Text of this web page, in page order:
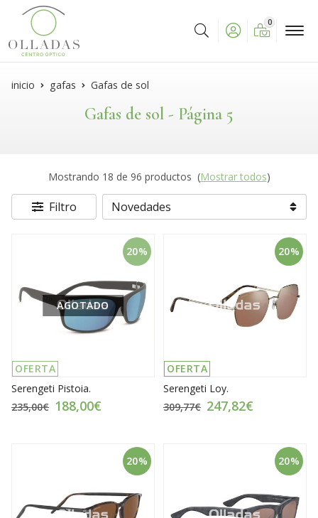
Buscar
0
inicio gafas Gafas de sol
Gafas de sol - Página 5
Mostrando 18 de 96 productos (Mostrar todos)
Filtro
20%
OFERTA
AGOTADO
Serengeti Pistoia.
235,00€ 188,00€
20%
OFERTA
Serengeti Loy.
309,77€ 247,82€
20% 20%